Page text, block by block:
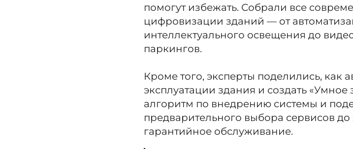
помогут избежать. Собрали все
цифровизации зданий — от
интеллектуального освещения до
паркингов.
Кроме того, эксперты поделились, как
эксплуатации здания и создать
алгоритм по внедрению системы и
предварительного выбора сервисов
гарантийное обслуживание.